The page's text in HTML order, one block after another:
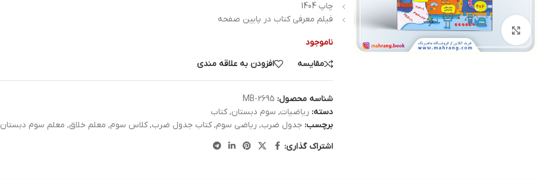
بزرگنمایی تصویر
چاپ 1404
فیلم معرفی کتاب در پایین صفحه
ناموجود
مقایسه
افزودن به علاقه مندی
شناسه محصول: MB-2695
دسته: ریاضیات, سوم دبستان, کتاب
برچسب: جدول ضرب, ریاضی سوم, کتاب جدول ضرب, کلاس سوم, معلم خلاق, معلم سوم دبستان
اشتراک گذاری: